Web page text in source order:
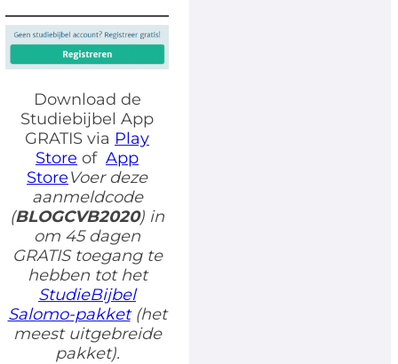
Download de
Studiebijbel App
GRATIS via Play
Store of App
StoreVoer deze
aanmeldcode
(BLOGCVB2020) in
om 45 dagen
GRATIS toegang te
hebben tot het
StudieBijbel
Salomo-pakket(het
meest uitgebreide
pakket).